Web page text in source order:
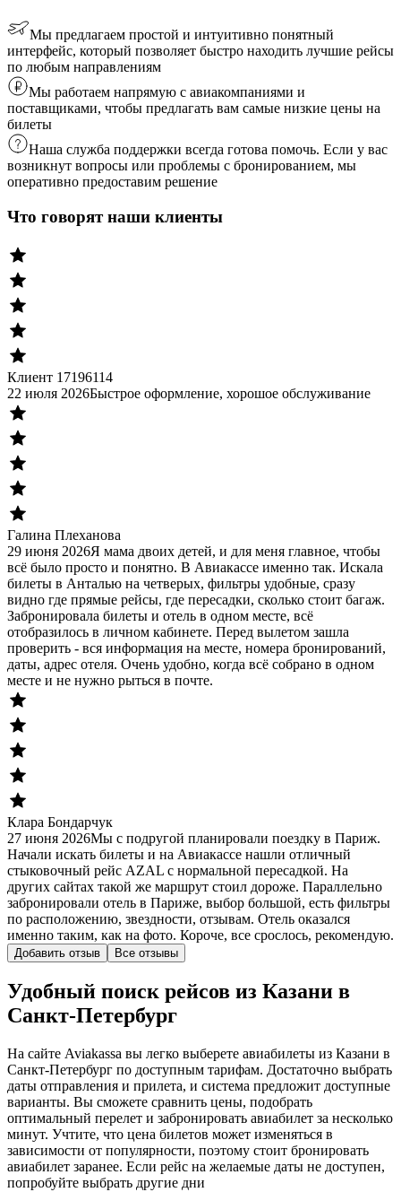
Мы предлагаем простой и интуитивно понятный
интерфейс, который позволяет быстро находить лучшие рейсы
по любым направлениям
Мы работаем напрямую с авиакомпаниями и
поставщиками, чтобы предлагать вам самые низкие цены на
билеты
Наша служба поддержки всегда готова помочь. Если у вас
возникнут вопросы или проблемы с бронированием, мы
оперативно предоставим решение
Что говорят наши клиенты
Клиент 17196114
22 июля 2026Быстрое оформление, хорошое обслуживание
Галина Плеханова
29 июня 2026Я мама двоих детей, и для меня главное, чтобы
всё было просто и понятно. В Авиакассе именно так. Искала
билеты в Анталью на четверых, фильтры удобные, сразу
видно где прямые рейсы, где пересадки, сколько стоит багаж.
Забронировала билеты и отель в одном месте, всё
отобразилось в личном кабинете. Перед вылетом зашла
проверить - вся информация на месте, номера бронирований,
даты, адрес отеля. Очень удобно, когда всё собрано в одном
месте и не нужно рыться в почте.
Клара Бондарчук
27 июня 2026Мы с подругой планировали поездку в Париж.
Начали искать билеты и на Авиакассе нашли отличный
стыковочный рейс AZAL с нормальной пересадкой. На
других сайтах такой же маршрут стоил дороже. Параллельно
забронировали отель в Париже, выбор большой, есть фильтры
по расположению, звездности, отзывам. Отель оказался
именно таким, как на фото. Короче, все срослось, рекомендую.
Добавить отзыв Все отзывы
Удобный поиск рейсов из Казани в
Санкт-Петербург
На сайте Aviakassa вы легко выберете авиабилеты из Казани в
Санкт-Петербург по доступным тарифам. Достаточно выбрать
даты отправления и прилета, и система предложит доступные
варианты. Вы сможете сравнить цены, подобрать
оптимальный перелет и забронировать авиабилет за несколько
минут. Учтите, что цена билетов может изменяться в
зависимости от популярности, поэтому стоит бронировать
авиабилет заранее. Если рейс на желаемые даты не доступен,
попробуйте выбрать другие дни